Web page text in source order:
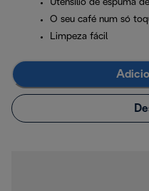
Utensílio de espuma
O seu café num só
Limpeza fácil